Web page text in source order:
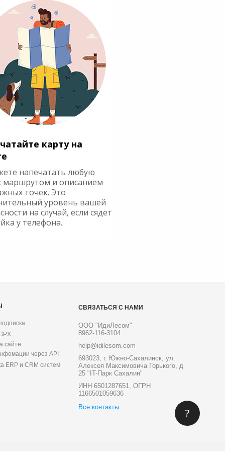
карту на
напечатать любую
маршрутом и описанием
точек. Это
уровень вашей
на случай, если сядет
у телефона.
сайте
через API
ERP и CRM систем
СВЯЗАТЬСЯ С НАМИ
ООО "ИдиЛесом"
8962-116-3104
help@idilesom.com
693023, г. Южно-Сахалинск, ул.
Алексея Максимовича Горького, д
25 "IT-Парк Сахалин"
ИНН 6501287651, ОГРН
1166501059636
Все контакты
?